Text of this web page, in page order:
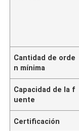
Cantidad de orde
n mínima
Capacidad de la f
uente
Certificación